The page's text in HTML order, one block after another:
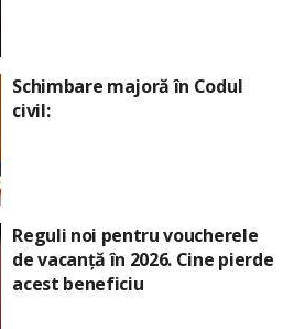
Schimbare majoră în Codul
civil:
Reguli noi pentru voucherele
de vacanță în 2026. Cine pierde
acest beneficiu